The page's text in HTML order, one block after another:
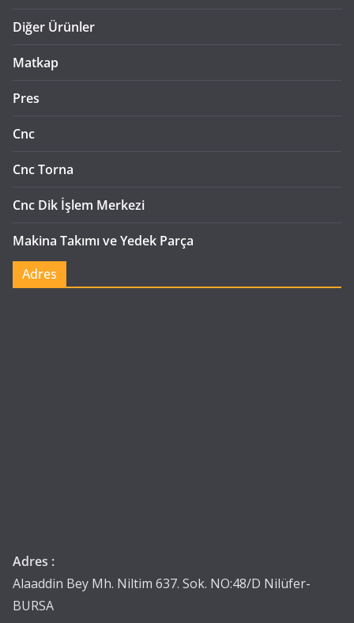
Diğer Ürünler
Matkap
Pres
Cnc
Cnc Torna
Cnc Dik İşlem Merkezi
Makina Takımı ve Yedek Parça
Adres
Adres :
Alaaddin Bey Mh. Niltim 637. Sok. NO:48/D Nilüfer-
BURSA